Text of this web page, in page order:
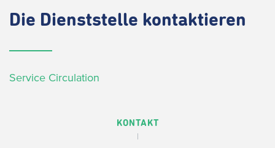
Die Dienststelle kontaktieren
Service Circulation
KONTAKT